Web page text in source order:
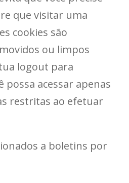
que visitar uma
cookies são
ou limpos
logout para
possa acessar apenas
restritas ao efetuar
a boletins por